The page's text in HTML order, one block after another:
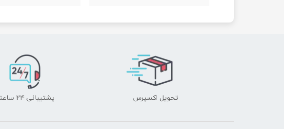
تحویل اکسپرس پشتیبانی ۲۴ ساعته